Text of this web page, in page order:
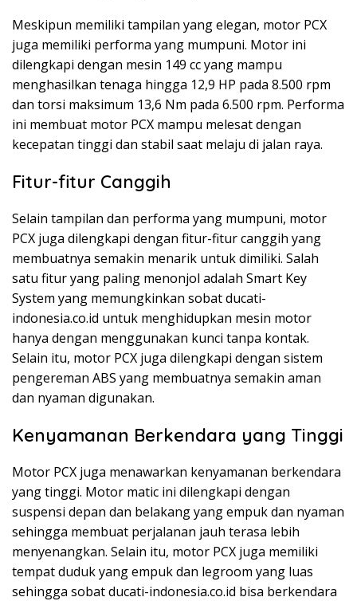
Meskipun memiliki tampilan yang elegan, motor PCX
juga memiliki performa yang mumpuni. Motor ini
dilengkapi dengan mesin 149 cc yang mampu
menghasilkan tenaga hingga 12,9 HP pada 8.500 rpm
dan torsi maksimum 13,6 Nm pada 6.500 rpm. Performa
ini membuat motor PCX mampu melesat dengan
kecepatan tinggi dan stabil saat melaju di jalan raya.
Fitur-fitur Canggih
Selain tampilan dan performa yang mumpuni, motor
PCX juga dilengkapi dengan fitur-fitur canggih yang
membuatnya semakin menarik untuk dimiliki. Salah
satu fitur yang paling menonjol adalah Smart Key
System yang memungkinkan sobat ducati-
indonesia.co.id untuk menghidupkan mesin motor
hanya dengan menggunakan kunci tanpa kontak.
Selain itu, motor PCX juga dilengkapi dengan sistem
pengereman ABS yang membuatnya semakin aman
dan nyaman digunakan.
Kenyamanan Berkendara yang Tinggi
Motor PCX juga menawarkan kenyamanan berkendara
yang tinggi. Motor matic ini dilengkapi dengan
suspensi depan dan belakang yang empuk dan nyaman
sehingga membuat perjalanan jauh terasa lebih
menyenangkan. Selain itu, motor PCX juga memiliki
tempat duduk yang empuk dan legroom yang luas
sehingga sobat ducati-indonesia.co.id bisa berkendara